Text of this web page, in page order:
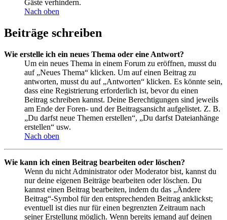
Gäste verhindern.
Nach oben
Beiträge schreiben
Wie erstelle ich ein neues Thema oder eine Antwort?
Um ein neues Thema in einem Forum zu eröffnen, musst du
auf „Neues Thema“ klicken. Um auf einen Beitrag zu
antworten, musst du auf „Antworten“ klicken. Es könnte sein,
dass eine Registrierung erforderlich ist, bevor du einen
Beitrag schreiben kannst. Deine Berechtigungen sind jeweils
am Ende der Foren- und der Beitragsansicht aufgelistet. Z. B.
„Du darfst neue Themen erstellen“, „Du darfst Dateianhänge
erstellen“ usw.
Nach oben
Wie kann ich einen Beitrag bearbeiten oder löschen?
Wenn du nicht Administrator oder Moderator bist, kannst du
nur deine eigenen Beiträge bearbeiten oder löschen. Du
kannst einen Beitrag bearbeiten, indem du das „Ändere
Beitrag“-Symbol für den entsprechenden Beitrag anklickst;
eventuell ist dies nur für einen begrenzten Zeitraum nach
seiner Erstellung möglich. Wenn bereits jemand auf deinen